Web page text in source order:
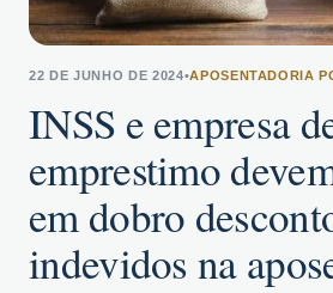
22 DE JUNHO DE 2024•APOSENTADORIA
INSS e empresa
emprestimo
em dobro
indevidos na